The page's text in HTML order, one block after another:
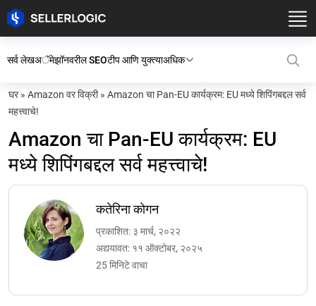
सर्व लेखअॅमेझॉनवरील SEOटीप आणि युक्त्याअधिक
घर» Amazon वर विक्री» Amazon चा Pan-EU कार्यक्रम: EU मध्ये शिपिंगबद्दल सर्व
महत्त्वाचे!
Amazon चा Pan-EU कार्यक्रम: EU
मध्ये शिपिंगबद्दल सर्व महत्त्वाचे!
कतेरिना कोगन
प्रकाशित: ३ मार्च, २०२२
अद्ययावत: ११ ऑक्टोबर, २०२५
25 मिनिटे वाचा